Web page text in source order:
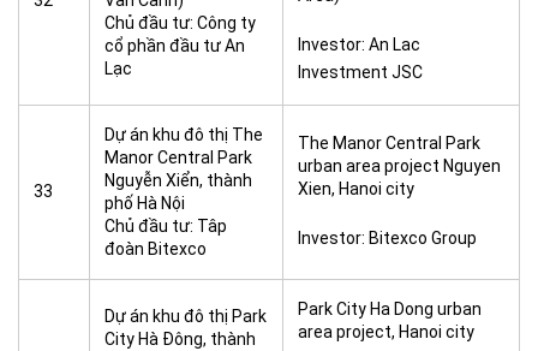
Chủ đầu tư: Công ty
cổ phần đầu tư An
Lạc
Investor: An Lac
Investment JSC
33
Dự án khu đô thị The
Manor Central Park
Nguyễn Xiển, thành
phố Hà Nội
Chủ đầu tư: Tâp
đoàn Bitexco
The Manor Central Park
urban area project Nguyen
Xien, Hanoi city
Investor: Bitexco Group
Dự án khu đô thị Park
City Hà Đông, thành
Park City Ha Dong urban
area project, Hanoi city